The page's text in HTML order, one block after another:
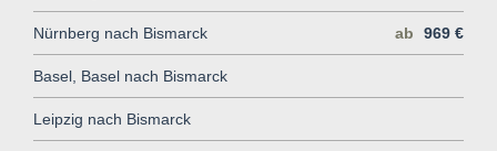
Nürnberg nach Bismarck ab 969 €
Basel, Basel nach Bismarck
Leipzig nach Bismarck